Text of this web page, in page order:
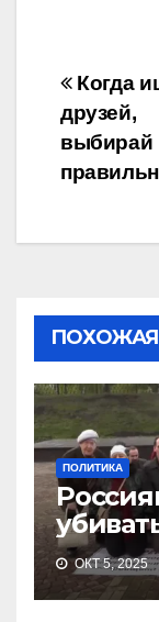
по
Когда
друзей,
выбирай
ПОХОЖАЯ
ПОЛИТИКА
ОКТ 5, 2025